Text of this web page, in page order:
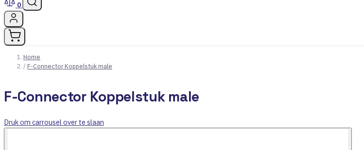
0
Home
/ F-Connector Koppelstuk male
F-Connector Koppelstuk male
Druk om carrousel over te slaan